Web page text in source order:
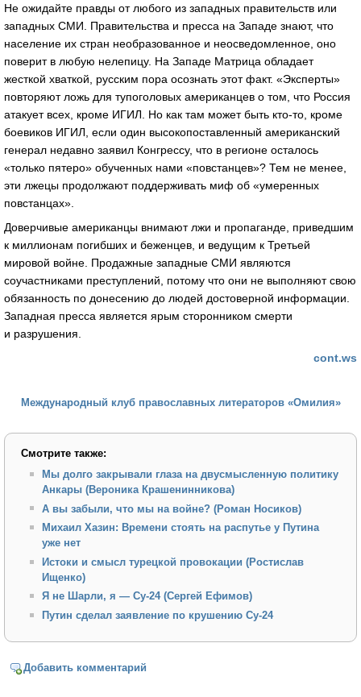
Не ожидайте правды от любого из западных правительств или
западных СМИ. Правительства и пресса на Западе знают, что
население их стран необразованное и неосведомленное, оно
поверит в любую нелепицу. На Западе Матрица обладает
жесткой хваткой, русским пора осознать этот факт. «Эксперты»
повторяют ложь для тупоголовых американцев о том, что Россия
атакует всех, кроме ИГИЛ. Но как там может быть кто-то, кроме
боевиков ИГИЛ, если один высокопоставленный американский
генерал недавно заявил Конгрессу, что в регионе осталось
«только пятеро» обученных нами «повстанцев»? Тем не менее,
эти лжецы продолжают поддерживать миф об «умеренных
повстанцах».
Доверчивые американцы внимают лжи и пропаганде, приведшим
к миллионам погибших и беженцев, и ведущим к Третьей
мировой войне. Продажные западные СМИ являются
соучастниками преступлений, потому что они не выполняют свою
обязанность по донесению до людей достоверной информации.
Западная пресса является ярым сторонником смерти
и разрушения.
cont.ws
Международный клуб православных литераторов «Омилия»
Смотрите также:
Мы долго закрывали глаза на двусмысленную политику
Анкары (Вероника Крашенинникова)
А вы забыли, что мы на войне? (Роман Носиков)
Михаил Хазин: Времени стоять на распутье у Путина
уже нет
Истоки и смысл турецкой провокации (Ростислав
Ищенко)
Я не Шарли, я — Су-24 (Сергей Ефимов)
Путин сделал заявление по крушению Су-24
Добавить комментарий